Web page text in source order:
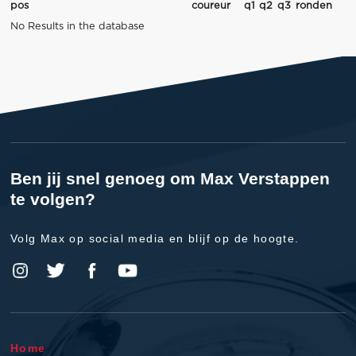
pos coureur q1 q2 q3 ronden
No Results in the database
Ben jij snel genoeg om Max Verstappen
te volgen?
Volg Max op social media en blijf op de hoogte.
Home